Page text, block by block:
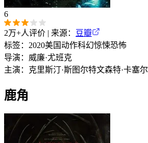
6
2万+人评价 | 来源：
豆瓣
标签： 2020美国动作科幻惊悚恐怖
导演： 威廉·尤班克
主演： 克里斯汀·斯图尔特文森特·卡塞尔
鹿角